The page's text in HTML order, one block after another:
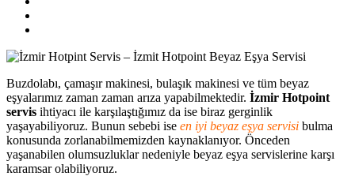
Buzdolabı, çamaşır makinesi, bulaşık makinesi ve tüm beyaz
eşyalarımız zaman zaman arıza yapabilmektedir. İzmir Hotpoint
servis ihtiyacı ile karşılaştığımız da ise biraz gerginlik
yaşayabiliyoruz. Bunun sebebi ise en iyi beyaz eşya servisi bulma
konusunda zorlanabilmemizden kaynaklanıyor. Önceden
yaşanabilen olumsuzluklar nedeniyle beyaz eşya servislerine karşı
karamsar olabiliyoruz.